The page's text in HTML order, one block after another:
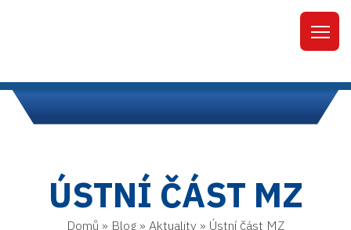
ÚSTNÍ ČÁST MZ
Domů » Blog » Aktuality » Ústní část MZ